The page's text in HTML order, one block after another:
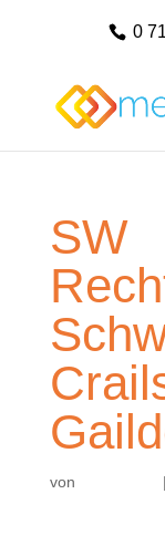
0
SW
von |